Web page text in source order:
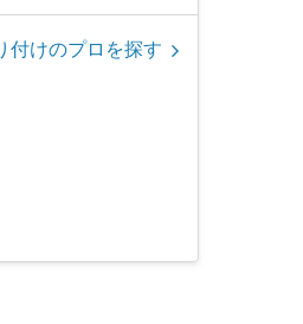
付けのプロを探す